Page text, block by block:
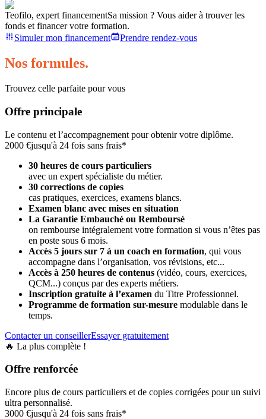
Teofilo, expert financementSa mission ? Vous aider à trouver les
fonds et financer votre formation.
Simuler mon financement
Prendre rendez-vous
Nos formules.
Trouvez celle parfaite pour vous
Offre principale
Le contenu et l’accompagnement pour obtenir votre diplôme.
2000 €jusqu'à 24 fois sans frais*
30 heures de cours particuliers
avec un expert spécialiste du métier.
30 corrections de copies
cas pratiques, exercices, examens blancs.
Examen blanc avec mises en situation
La Garantie Embauché ou Remboursé
on rembourse intégralement votre formation si vous n’êtes pas
en poste sous 6 mois.
Accès 5 jours sur 7 à un coach en formation, qui vous
accompagne dans l’organisation, vos révisions, etc...
Accès à 250 heures de contenus (vidéo, cours, exercices,
QCM...) conçus par des experts métiers.
Inscription gratuite à l’examen du Titre Professionnel.
Programme de formation sur-mesure modulable dans le
temps.
Contacter un conseillerEssayer gratuitement
🔥 La plus complète !
Offre renforcée
Encore plus de cours particuliers et de copies corrigées pour un suivi
ultra personnalisé.
3000 €jusqu'à 24 fois sans frais*